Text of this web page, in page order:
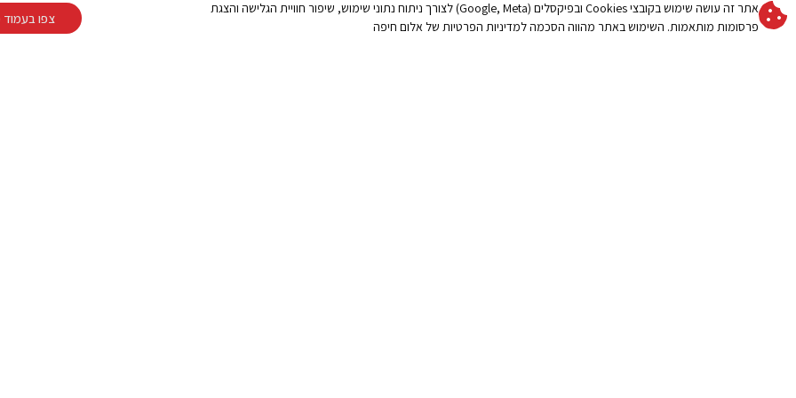
פרגולות חשמליות
לבחירה נכונה
קרא עוד »
אתר זה עושה שימוש בקובצי Cookies ובפיקסלים (Google, Meta) לצורך ניתוח נתוני שימוש, שיפור חוויית הגלישה והצגת
פרסומות מותאמות. השימוש באתר מהווה הסכמה למדיניות הפרטיות של אלום חיפה
צפו בעמוד